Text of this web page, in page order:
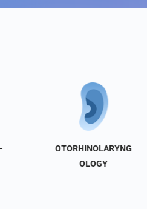
OTORHINOLARYNG
OLOGY